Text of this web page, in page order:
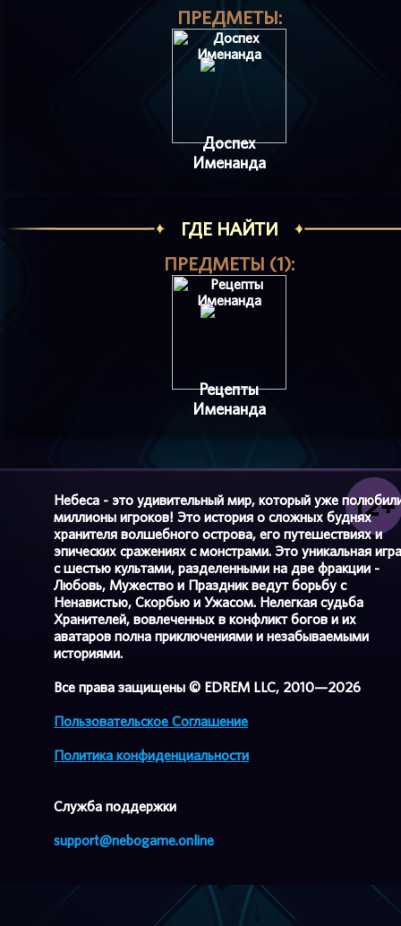
ПРЕДМЕТЫ:
Доспех
Именанда
ГДЕ НАЙТИ
ПРЕДМЕТЫ (1):
Рецепты
Именанда
Небеса - это удивительный мир, который уже
миллионы игроков! Это история о сложных буднях
хранителя волшебного острова, его путешествиях и
эпических сражениях с монстрами. Это уникальная игра
с шестью культами, разделенными на две фракции -
Любовь, Мужество и Праздник ведут борьбу с
Ненавистью, Скорбью и Ужасом. Нелегкая судьба
Хранителей, вовлеченных в конфликт богов и их
аватаров полна приключениями и незабываемыми
историями.
Все права защищены © EDREM LLC, 2010—2026
Пользовательское Соглашение
Политика конфиденциальности
Cлужба поддержки
support@nebogame.online